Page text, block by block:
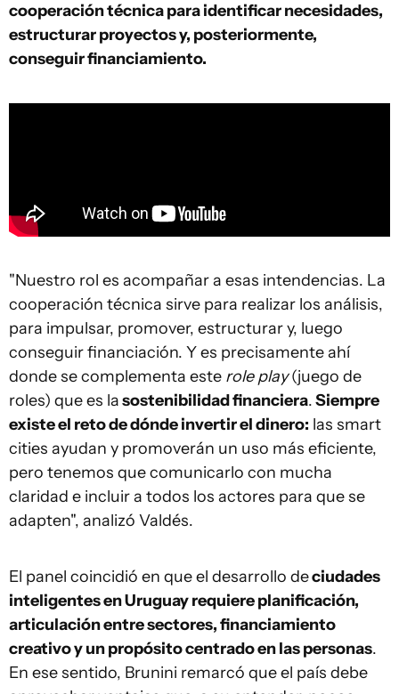
cooperación técnica para identificar necesidades,
estructurar proyectos y, posteriormente,
conseguir financiamiento.
"Nuestro rol es acompañar a esas intendencias. La
cooperación técnica sirve para realizar los análisis,
para impulsar, promover, estructurar y, luego
conseguir financiación. Y es precisamente ahí
donde se complementa este role play(juego de
roles) que es lasostenibilidad financiera.Siempre
existe el reto de dónde invertir el dinero: las smart
cities ayudan y promoverán un uso más eficiente,
pero tenemos que comunicarlo con mucha
claridad e incluir a todos los actores para que se
adapten", analizó Valdés.
El panel coincidió en que el desarrollo deciudades
inteligentes en Uruguay requiere planificación,
articulación entre sectores, financiamiento
creativo y un propósito centrado en las personas.
En ese sentido, Brunini remarcó que el país debe